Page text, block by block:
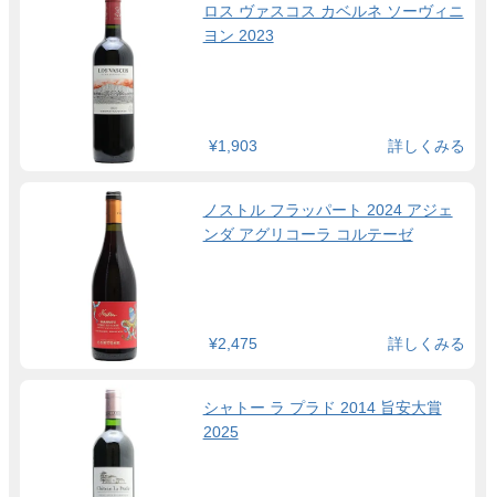
ロス ヴァスコス カベルネ ソーヴィニ
ヨン 2023
¥1,903 詳しくみる
ノストル フラッパート 2024 アジェ
ンダ アグリコーラ コルテーゼ
¥2,475 詳しくみる
シャトー ラ プラド 2014 旨安大賞
2025